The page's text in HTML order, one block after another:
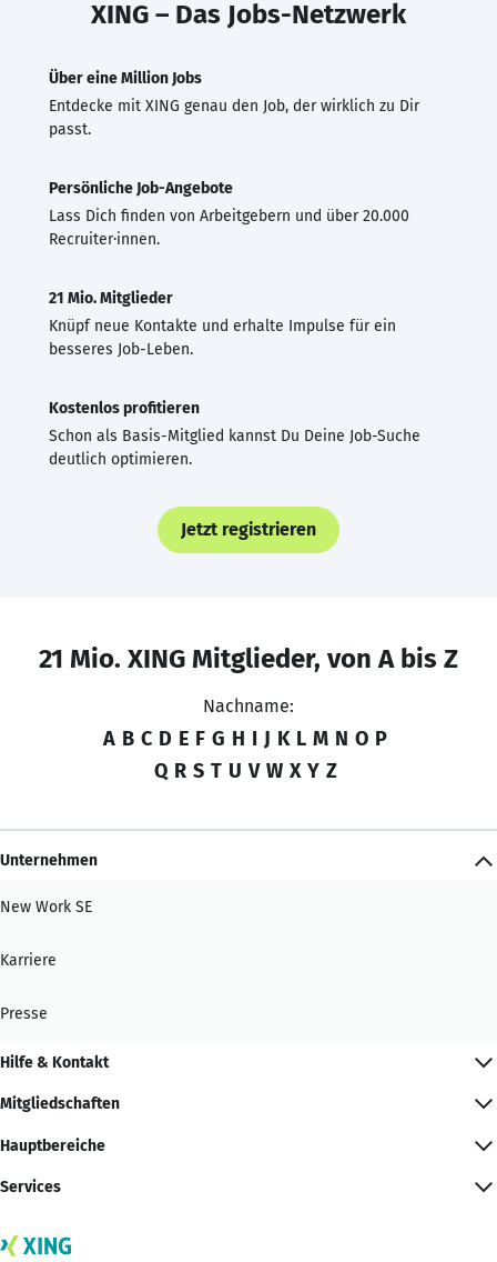
XING – Das Jobs-Netzwerk
Über eine Million Jobs
Entdecke mit XING genau den Job, der wirklich zu Dir
passt.
Persönliche Job-Angebote
Lass Dich finden von Arbeitgebern und über 20.000
Recruiter·innen.
21 Mio. Mitglieder
Knüpf neue Kontakte und erhalte Impulse für ein
besseres Job-Leben.
Kostenlos profitieren
Schon als Basis-Mitglied kannst Du Deine Job-Suche
deutlich optimieren.
Jetzt registrieren
21 Mio. XING Mitglieder, von A bis Z
Nachname:
A B C D E F G H I J K L M N O P
Q R S T U V W X Y Z
Unternehmen
New Work SE
Karriere
Presse
Hilfe & Kontakt
Mitgliedschaften
Hauptbereiche
Services